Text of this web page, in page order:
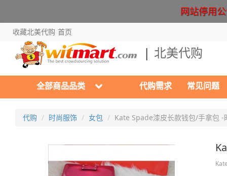
网站停用
收藏北美代购 首页
北美代购
全部商品品类 代购需求 常见问题
代购 时尚服饰 女包 Kate Spade漆皮长款钱包/手拿包 -